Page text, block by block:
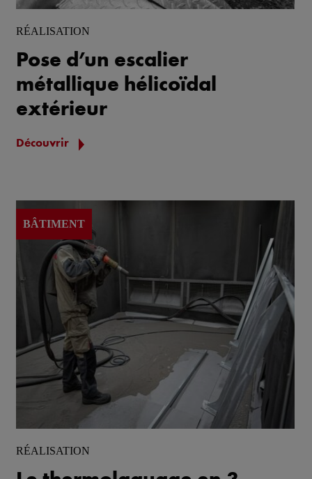
RÉALISATION
Pose d’un escalier
métallique hélicoïdal
extérieur
Découvrir
BÂTIMENT
RÉALISATION